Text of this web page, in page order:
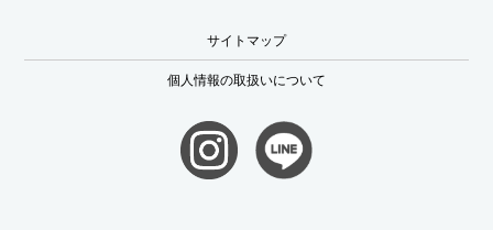
サイトマップ
個人情報の取扱いについて